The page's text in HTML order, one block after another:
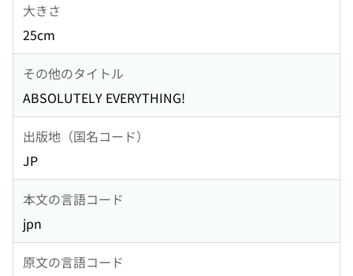
大きさ
25cm
その他のタイトル
ABSOLUTELY EVERYTHING!
出版地（国名コード）
JP
本文の言語コード
jpn
原文の言語コード